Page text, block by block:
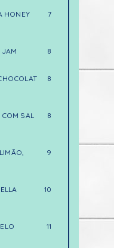
HONEY
7
8
8
SAL
8
9
10
11